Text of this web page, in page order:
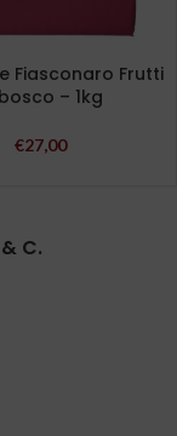
Fiasconaro Frutti
– 1kg
€27,00
& C.